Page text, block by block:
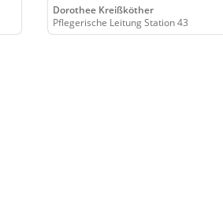
Dorothee Kreißköther
Pflegerische Leitung Station 43